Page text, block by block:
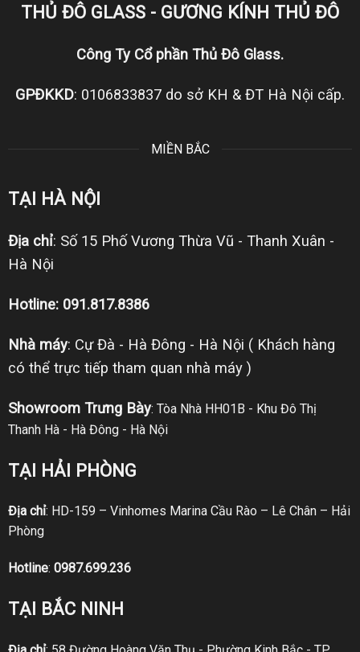
THỦ ĐÔ GLASS - GƯƠNG KÍNH THỦ ĐÔ
Công Ty Cổ phần Thủ Đô Glass.
GPĐKKD: 0106833837 do sở KH & ĐT Hà Nội cấp.
MIỀN BẮC
TẠI HÀ NỘI
Địa chỉ: Số 15 Phố Vương Thừa Vũ - Thanh Xuân -
Hà Nội
Hotline: 091.817.8386
Nhà máy: Cự Đà - Hà Đông - Hà Nội ( Khách hàng
có thể trực tiếp tham quan nhà máy )
Showroom Trưng Bày: Tòa Nhà HH01B - Khu Đô Thị
Thanh Hà - Hà Đông - Hà Nội
TẠI HẢI PHÒNG
Địa chỉ: HD-159 – Vinhomes Marina Cầu Rào – Lê Chân – Hải
Phòng
Hotline: 0987.699.236
TẠI BẮC NINH